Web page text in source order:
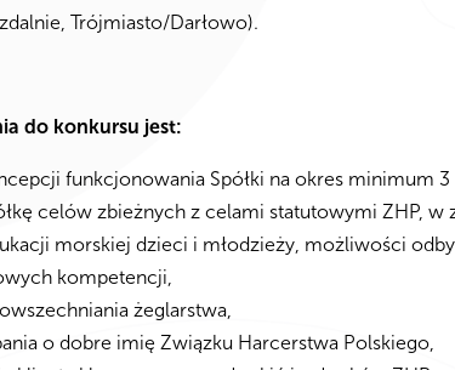
Trójmiasto/Darłowo).
do konkursu jest:
funkcjonowania Spółki na okres minimum
celów zbieżnych z celami statutowymi ZHP, w
morskiej dzieci i młodzieży, możliwości
kompetencji,
żeglarstwa,
o dobre imię Związku Harcerstwa Polskiego,